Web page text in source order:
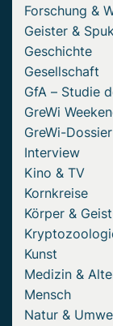
Forschung &
Geister &
Geschichte
Gesellschaft
GfA – Studie
GreWi
GreWi-Dossier
Interview
Kino & TV
Kornkreise
Körper & Geist
Kunst
Medizin &
Mensch
Natur &